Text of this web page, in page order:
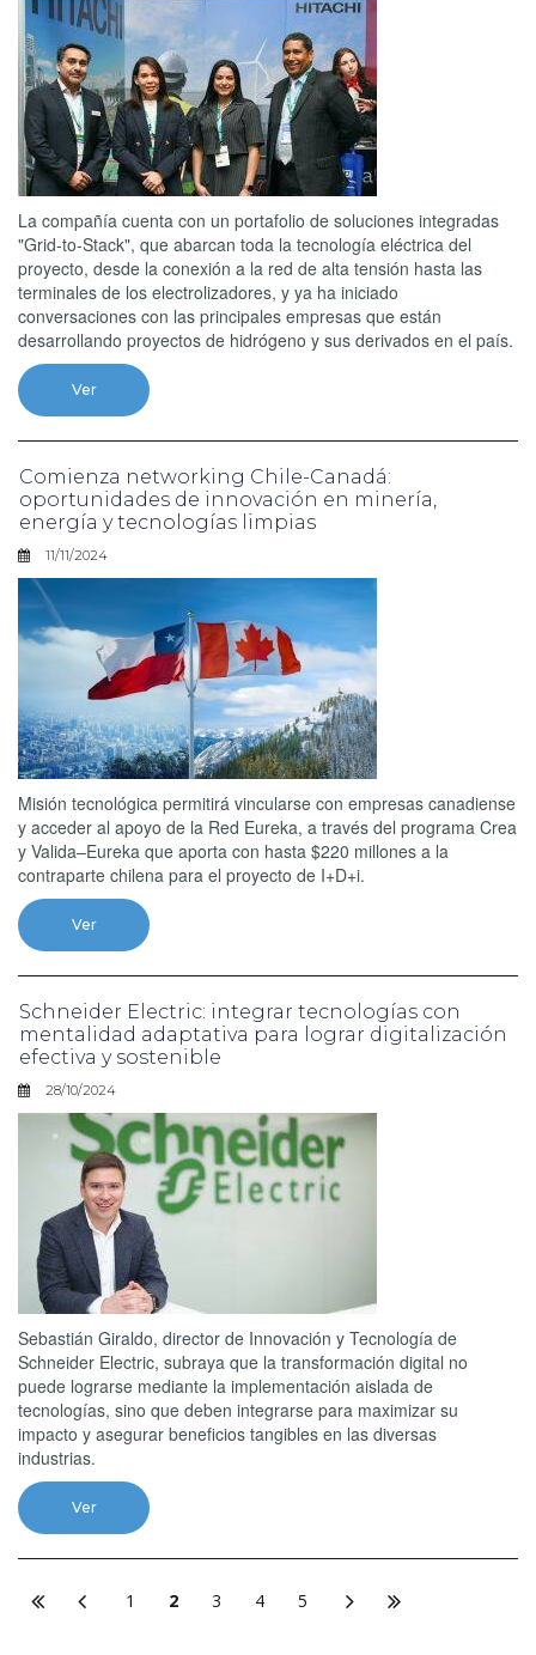
La compañía cuenta con un portafolio de soluciones integradas
"Grid-to-Stack", que abarcan toda la tecnología eléctrica del
proyecto, desde la conexión a la red de alta tensión hasta las
terminales de los electrolizadores, y ya ha iniciado
conversaciones con las principales empresas que están
desarrollando proyectos de hidrógeno y sus derivados en el país.
Ver
Comienza networking Chile-Canadá:
oportunidades de innovación en minería,
energía y tecnologías limpias
11/11/2024
Misión tecnológica permitirá vincularse con empresas canadiense
y acceder al apoyo de la Red Eureka, a través del programa Crea
y Valida–Eureka que aporta con hasta $220 millones a la
contraparte chilena para el proyecto de I+D+i.
Ver
Schneider Electric: integrar tecnologías con
mentalidad adaptativa para lograr digitalización
efectiva y sostenible
28/10/2024
Sebastián Giraldo, director de Innovación y Tecnología de
Schneider Electric, subraya que la transformación digital no
puede lograrse mediante la implementación aislada de
tecnologías, sino que deben integrarse para maximizar su
impacto y asegurar beneficios tangibles en las diversas
industrias.
Ver
1 2 3 4 5